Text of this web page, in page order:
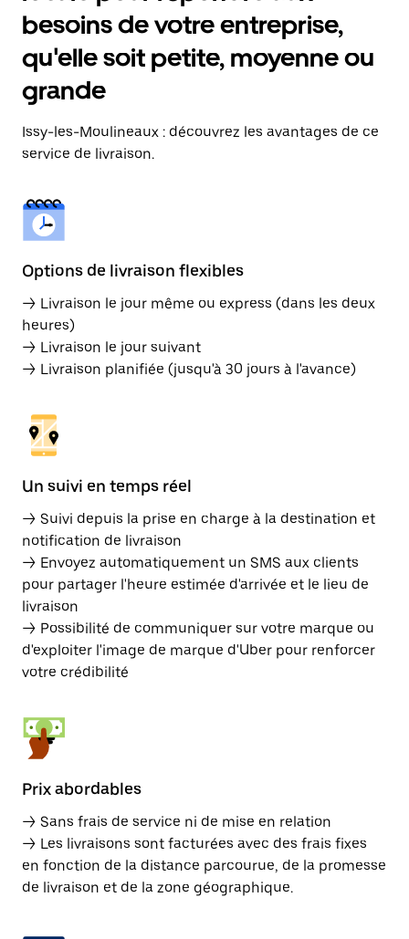
besoins de votre entreprise,
qu'elle soit petite, moyenne ou
grande
Issy-les-Moulineaux : découvrez les avantages de ce
service de livraison.
Options de livraison flexibles
→ Livraison le jour même ou express (dans les deux
heures)
→ Livraison le jour suivant
→ Livraison planifiée (jusqu'à 30 jours à l'avance)
Un suivi en temps réel
→ Suivi depuis la prise en charge à la destination et
notification de livraison
→ Envoyez automatiquement un SMS aux clients
pour partager l'heure estimée d'arrivée et le lieu de
livraison
→ Possibilité de communiquer sur votre marque ou
d'exploiter l'image de marque d'Uber pour renforcer
votre crédibilité
Prix abordables
→ Sans frais de service ni de mise en relation
→ Les livraisons sont facturées avec des frais fixes
en fonction de la distance parcourue, de la promesse
de livraison et de la zone géographique.